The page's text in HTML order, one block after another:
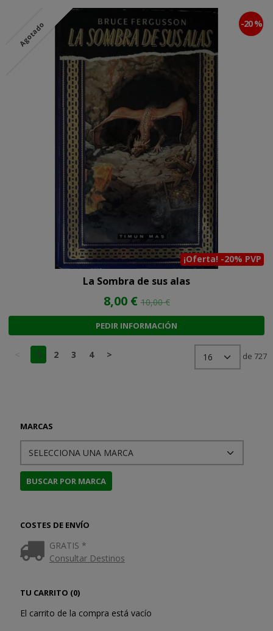
MARCAS
COSTES DE ENVÍO
GRATIS *
Consultar Destinos
TU CARRITO (0)
El carrito de la compra está vacío
Agotado
¡Oferta! -20% PVP
-20 %
La Sombra de sus alas
8,00 €10,00 €
PEDIR INFORMACIÓN
1 2 3 4 > de 727